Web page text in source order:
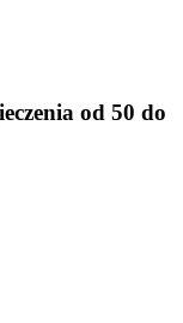
od 50 do